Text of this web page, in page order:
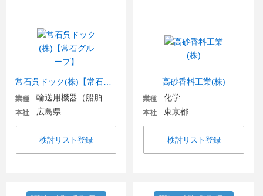
業種
本社 広島県
検討リスト登録
高砂香料工業(株)
業種 化学
本社 東京都
検討リスト登録